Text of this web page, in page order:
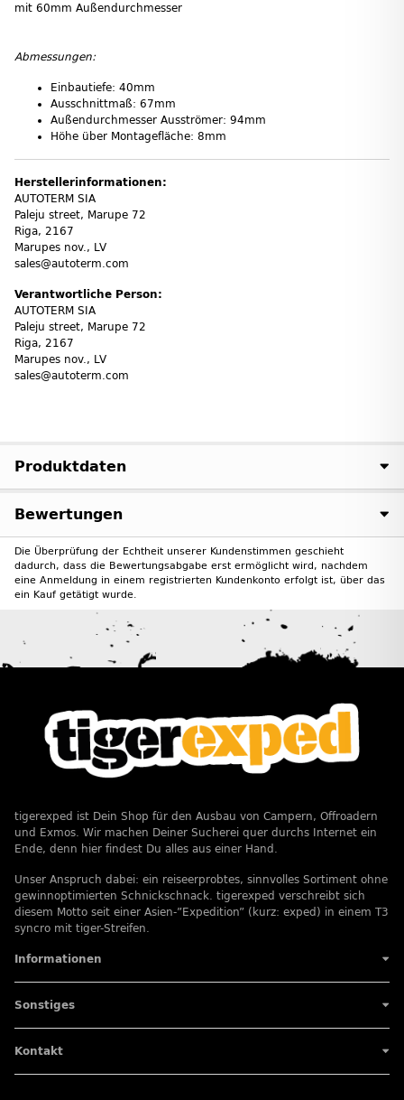
mit 60mm Außendurchmesser
Abmessungen:
Einbautiefe: 40mm
Ausschnittmaß: 67mm
Außendurchmesser Ausströmer: 94mm
Höhe über Montagefläche: 8mm
Herstellerinformationen:
AUTOTERM SIA
Paleju street, Marupe 72
Riga, 2167
Marupes nov., LV
sales@autoterm.com
Verantwortliche Person:
AUTOTERM SIA
Paleju street, Marupe 72
Riga, 2167
Marupes nov., LV
sales@autoterm.com
Produktdaten
Bewertungen
Die Überprüfung der Echtheit unserer Kundenstimmen geschieht
dadurch, dass die Bewertungsabgabe erst ermöglicht wird, nachdem
eine Anmeldung in einem registrierten Kundenkonto erfolgt ist, über das
ein Kauf getätigt wurde.
tigerexped ist Dein Shop für den Ausbau von Campern, Offroadern
und Exmos. Wir machen Deiner Sucherei quer durchs Internet ein
Ende, denn hier findest Du alles aus einer Hand.
Unser Anspruch dabei: ein reiseerprobtes, sinnvolles Sortiment ohne
gewinnoptimierten Schnickschnack. tigerexped verschreibt sich
diesem Motto seit einer Asien-”Expedition” (kurz: exped) in einem T3
syncro mit tiger-Streifen.
Informationen
Sonstiges
Kontakt